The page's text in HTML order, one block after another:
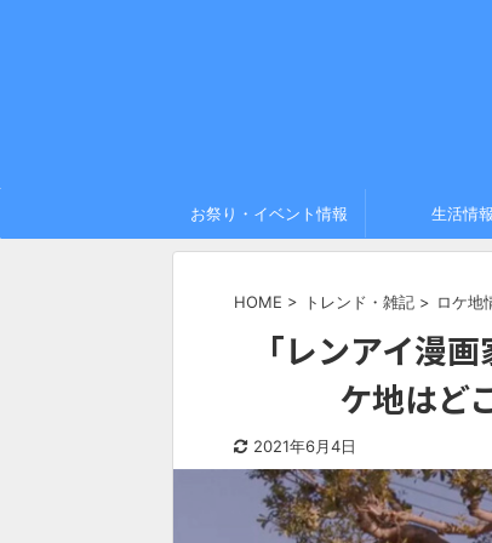
お祭り・イベント情報 生活情報
HOME > トレンド・雑記 > ロケ地
「レンアイ漫
ケ地はど
2021年6月4日